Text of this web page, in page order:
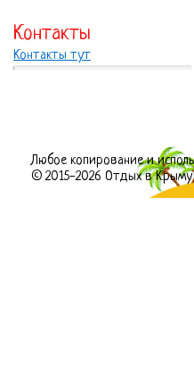
Контакты
Контакты тут
Любое копирование и
© 2015-2026 Отдых в Крыму